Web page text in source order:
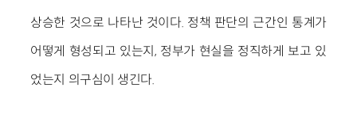
상승한 것으로 나타난 것이다. 정책 판단의 근간인 통계가
어떻게 형성되고 있는지, 정부가 현실을 정직하게 보고 있
었는지 의구심이 생긴다.